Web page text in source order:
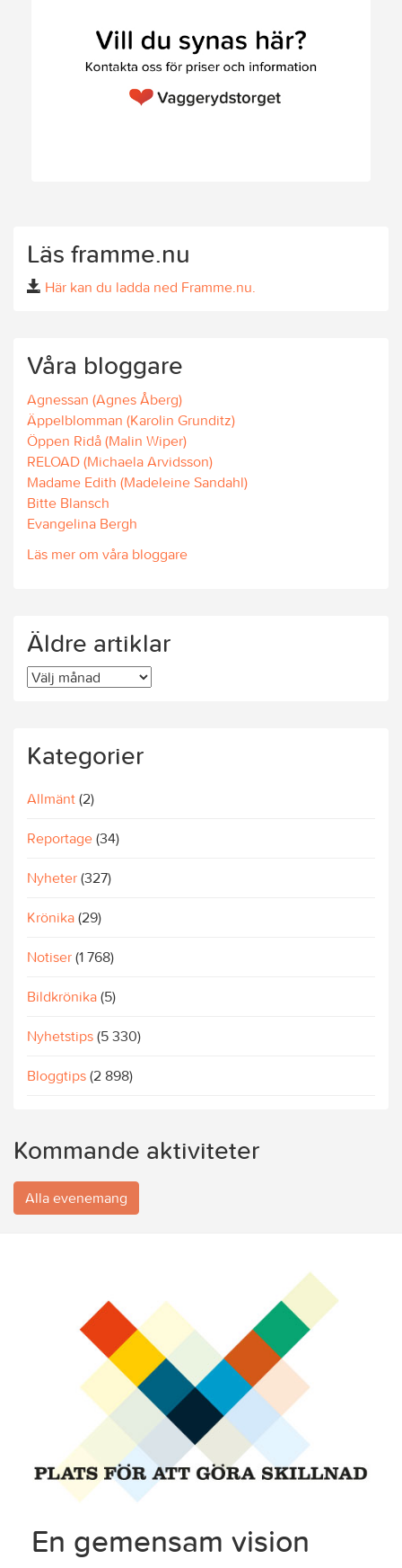
Läs framme.nu
Här kan du ladda ned Framme.nu.
Våra bloggare
Agnessan (Agnes Åberg)
Äppelblomman (Karolin Grunditz)
Öppen Ridå (Malin Wiper)
RELOAD (Michaela Arvidsson)
Madame Edith (Madeleine Sandahl)
Bitte Blansch
Evangelina Bergh
Läs mer om våra bloggare
Äldre artiklar
Äldre
Kategorier
Allmänt (2)
Reportage (34)
Nyheter (327)
Krönika (29)
Notiser (1 768)
Bildkrönika (5)
Nyhetstips (5 330)
Bloggtips (2 898)
Kommande aktiviteter
Alla evenemang
En gemensam vision